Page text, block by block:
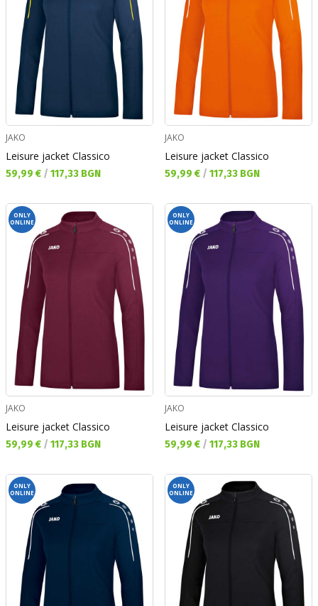
JAKO
Leisure jacket Classico
Текуща цена:
59,99 € / 117,33 BGN
JAKO
Leisure jacket Classico
Текуща цена:
59,99 € / 117,33 BGN
ONLY
ONLINE
JAKO
Leisure jacket Classico
Текуща цена:
59,99 € / 117,33 BGN
ONLY
ONLINE
JAKO
Leisure jacket Classico
Текуща цена:
59,99 € / 117,33 BGN
ONLY
ONLINE
ONLY
ONLINE